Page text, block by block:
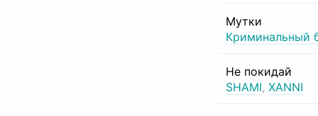
Мутки
Криминальный
Не покидай
SHAMI, XANNI